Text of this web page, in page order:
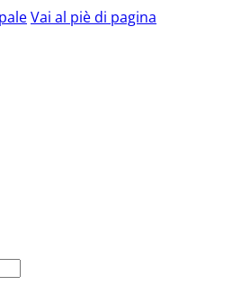
Vai al piè di pagina